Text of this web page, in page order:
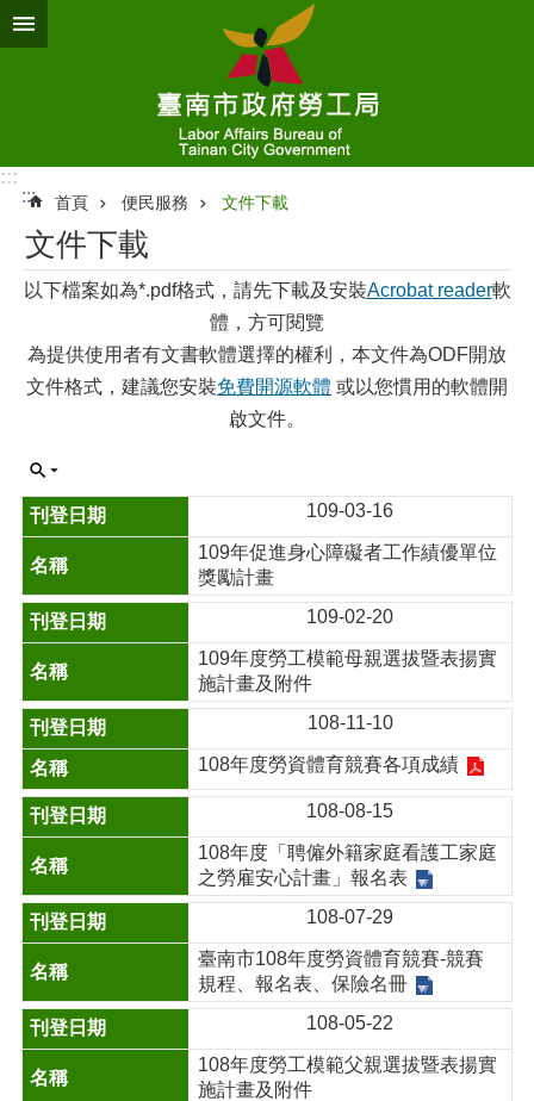
跳到主要內容區塊
:::
:::
首頁 便民服務 文件下載
文件下載
以下檔案如為*.pdf格式，請先下載及安裝Acrobat reader軟
體，方可閱覽
為提供使用者有文書軟體選擇的權利，本文件為ODF開放
文件格式，建議您安裝免費開源軟體 或以您慣用的軟體開
啟文件。
109-03-16
109年促進身心障礙者工作績優單位
獎勵計畫
109-02-20
109年度勞工模範母親選拔暨表揚實
施計畫及附件
108-11-10
108年度勞資體育競賽各項成績
108-08-15
108年度「聘僱外籍家庭看護工家庭
之勞雇安心計畫」報名表
108-07-29
臺南市108年度勞資體育競賽-競賽
規程、報名表、保險名冊
108-05-22
108年度勞工模範父親選拔暨表揚實
施計畫及附件